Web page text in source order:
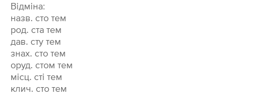
Відміна:
назв. сто тем
род. ста тем
дав. сту тем
знах. сто тем
оруд. стом тем
місц. сті тем
клич. сто тем